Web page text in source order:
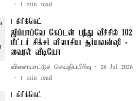
1 min read
கிரிக்கெட்
ஜிம்பாப்வே கேப்டன் பந்து வீச்சில் 102
மீட்டர் சிக்சர் விளாசிய சூர்யவன்ஷி -
வைரல் வீடியோ
விளையாட்டுச் செய்திப்பிரிவு
26 Jul 2026
1 min read
கிரிக்கெட்